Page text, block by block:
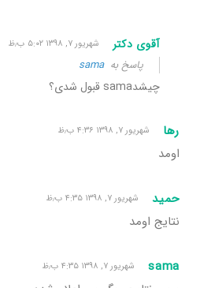
آقوی دکتر شهریور ۷, ۱۳۹۸ ۵:۰۲ ب٫ظ
پاسخ بهsama
چیشدsama قبول شدی؟
رها شهریور ۷, ۱۳۹۸ ۴:۳۶ ب٫ظ
اومد
حمید شهریور ۷, ۱۳۹۸ ۴:۳۵ ب٫ظ
نتایج اومد
sama شهریور ۷, ۱۳۹۸ ۴:۳۵ ب٫ظ